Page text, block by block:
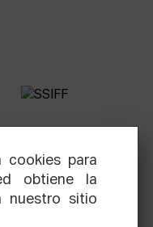
cookies para
obtiene la
nuestro sitio